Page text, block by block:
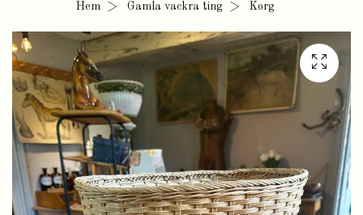
Hem Gamla vackra ting Korg